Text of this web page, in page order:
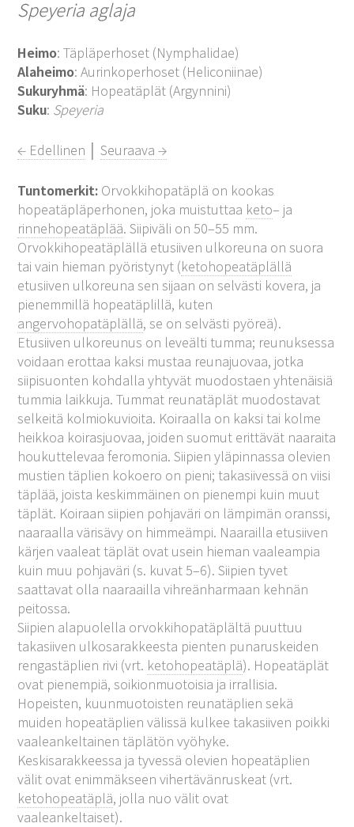
Speyeria aglaja
Heimo: Täpläperhoset (Nymphalidae)
Alaheimo: Aurinkoperhoset (Heliconiinae)
Sukuryhmä: Hopeatäplät (Argynnini)
Suku: Speyeria
← Edellinen │Seuraava →
Tuntomerkit: Orvokkihopatäplä on kookas
hopeatäpläperhonen, joka muistuttaa keto– ja
rinnehopeatäplää. Siipiväli on 50–55 mm.
Orvokkihopeatäplällä etusiiven ulkoreuna on suora
tai vain hieman pyöristynyt (ketohopeatäplällä
etusiiven ulkoreuna sen sijaan on selvästi kovera, ja
pienemmillä hopeatäplillä, kuten
angervohopatäplällä, se on selvästi pyöreä).
Etusiiven ulkoreunus on leveälti tumma; reunuksessa
voidaan erottaa kaksi mustaa reunajuovaa, jotka
siipisuonten kohdalla yhtyvät muodostaen yhtenäisiä
tummia laikkuja. Tummat reunatäplät muodostavat
selkeitä kolmiokuvioita. Koiraalla on kaksi tai kolme
heikkoa koirasjuovaa, joiden suomut erittävät naaraita
houkuttelevaa feromonia. Siipien yläpinnassa olevien
mustien täplien kokoero on pieni; takasiivessä on viisi
täplää, joista keskimmäinen on pienempi kuin muut
täplät. Koiraan siipien pohjaväri on lämpimän oranssi,
naaraalla värisävy on himmeämpi. Naarailla etusiiven
kärjen vaaleat täplät ovat usein hieman vaaleampia
kuin muu pohjaväri (s. kuvat 5–6). Siipien tyvet
saattavat olla naaraailla vihreänharmaan kehnän
peitossa.
Siipien alapuolella orvokkihopatäplältä puuttuu
takasiiven ulkosarakkeesta pienten punaruskeiden
rengastäplien rivi (vrt. ketohopeatäplä). Hopeatäplät
ovat pienempiä, soikionmuotoisia ja irrallisia.
Hopeisten, kuunmuotoisten reunatäplien sekä
muiden hopeatäplien välissä kulkee takasiiven poikki
vaaleankeltainen täplätön vyöhyke.
Keskisarakkeessa ja tyvessä olevien hopeatäplien
välit ovat enimmäkseen vihertävänruskeat (vrt.
ketohopeatäplä, jolla nuo välit ovat
vaaleankeltaiset).